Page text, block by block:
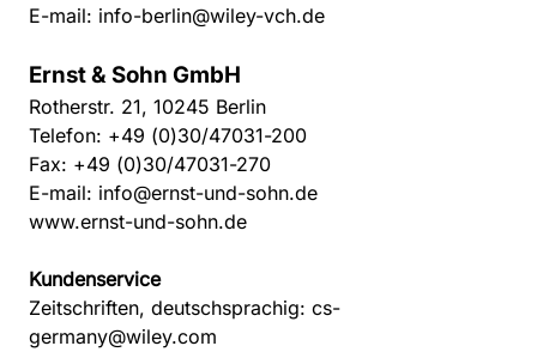
E-mail: info-berlin@wiley-vch.de
Ernst & Sohn GmbH
Rotherstr. 21, 10245 Berlin
Telefon: +49 (0)30/47031-200
Fax: +49 (0)30/47031-270
E-mail: info@ernst-und-sohn.de
www.ernst-und-sohn.de
Kundenservice
Zeitschriften, deutschsprachig: cs-
germany@wiley.com